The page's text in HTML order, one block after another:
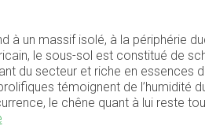
un massif isolé, à la périphérie
le sous-sol est constitué de
du secteur et riche en essences
témoignent de l’humidité
le chêne quant à lui reste